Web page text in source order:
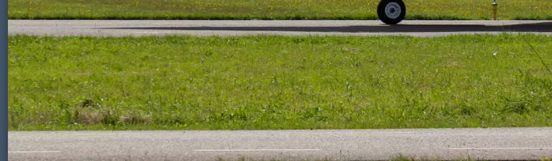
Vliegtuigen - Sanicole (B) 13 en 14 september 2025